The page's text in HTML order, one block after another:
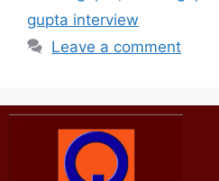
gupta interview
Leave a comment